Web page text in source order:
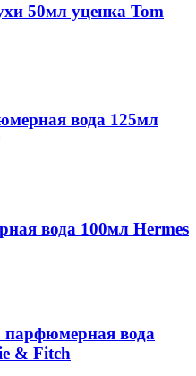
50мл уценка Tom
вода 125мл
вода 100мл Hermes
вода
& Fitch